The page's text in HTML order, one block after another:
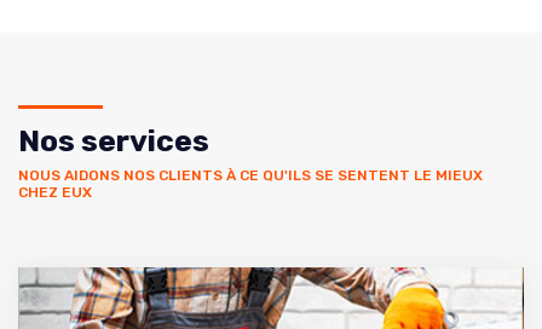
Nos services
NOUS AIDONS NOS CLIENTS À CE QU'ILS SE SENTENT LE MIEUX
CHEZ EUX